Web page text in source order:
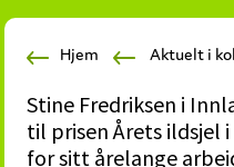
kollektivtrafikk-
mobilitetstjenester
Hjem Aktuelt i
Stine Fredriksen i
til prisen Årets
for sitt årelange